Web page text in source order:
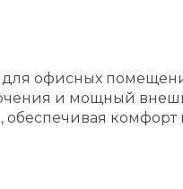
офисных
и мощный
комфорт